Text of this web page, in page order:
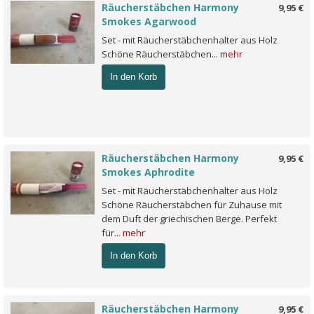
9,95 €
Räucherstäbchen Harmony
Smokes Agarwood
Set - mit Räucherstäbchenhalter aus Holz
Schöne Räucherstäbchen... mehr
In den Korb
9,95 €
Räucherstäbchen Harmony
Smokes Aphrodite
Set - mit Räucherstäbchenhalter aus Holz
Schöne Räucherstäbchen für Zuhause mit
dem Duft der griechischen Berge. Perfekt
für... mehr
In den Korb
9,95 €
Räucherstäbchen Harmony